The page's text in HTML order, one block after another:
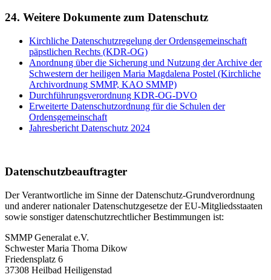
24. Weitere Dokumente zum Datenschutz
Kirchliche Datenschutzregelung der Ordensgemeinschaft
päpstlichen Rechts (KDR-OG)
Anordnung über die Sicherung und Nutzung der Archive der
Schwestern der heiligen Maria Magdalena Postel (Kirchliche
Archivordnung SMMP, KAO SMMP)
Durchführungsverordnung KDR-OG-DVO
Erweiterte Datenschutzordnung für die Schulen der
Ordensgemeinschaft
Jahresbericht Datenschutz 2024
Datenschutzbeauftragter
Der Verantwortliche im Sinne der Datenschutz-Grundverordnung
und anderer nationaler Datenschutzgesetze der EU-Mitgliedsstaaten
sowie sonstiger datenschutzrechtlicher Bestimmungen ist:
SMMP Generalat e.V.
Schwester Maria Thoma Dikow
Friedensplatz 6
37308 Heilbad Heiligenstad